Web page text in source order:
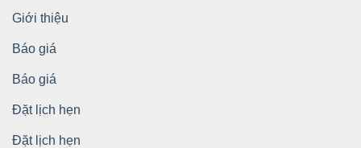
Giới thiệu
Báo giá
Báo giá
Đặt lịch hẹn
Đặt lịch hẹn